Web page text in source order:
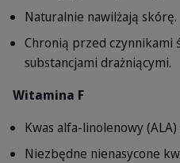
Naturalnie nawilżają skórę.
Chronią przed czynnikami
substancjami drażniącymi.
Witamina F
Kwas alfa-linolenowy
Niezbędne nienasycone